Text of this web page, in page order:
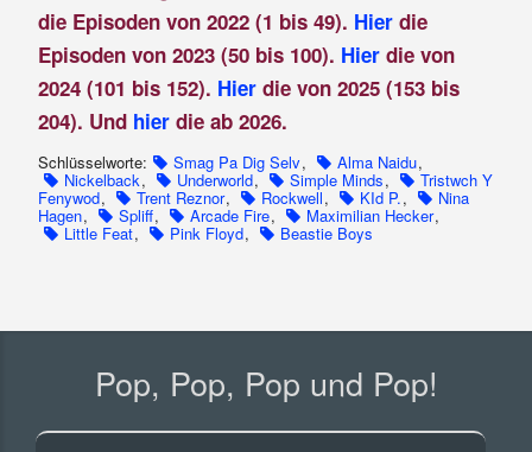
die Episoden von 2022 (1 bis 49). Hierdie
Episoden von 2023 (50 bis 100). Hier die von
2024 (101 bis 152). Hier die von 2025 (153 bis
204). Und hier die ab 2026.
Schlüsselworte: Smag Pa Dig Selv, Alma Naidu,
Nickelback, Underworld, Simple Minds, Tristwch Y
Fenywod, Trent Reznor, Rockwell, KId P., Nina
Hagen, Spliff, Arcade Fire, Maximilian Hecker,
Little Feat, Pink Floyd, Beastie Boys
Pop, Pop, Pop und Pop!